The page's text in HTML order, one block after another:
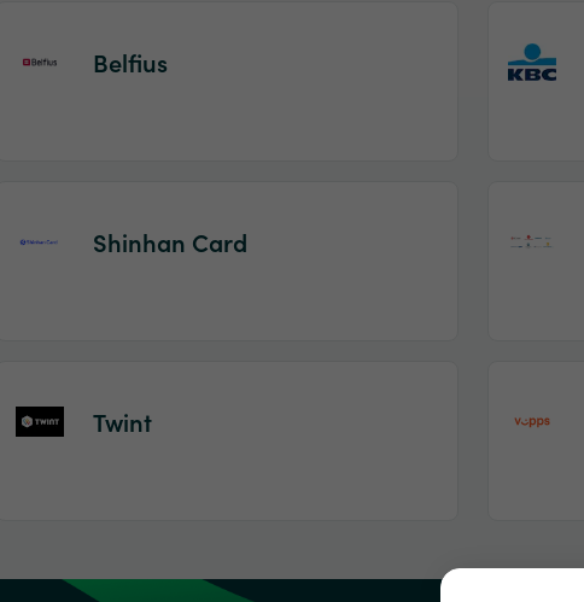
Belfius
Shinhan Card
Twint